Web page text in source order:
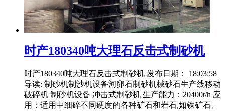
时产180340吨大理石反击式制砂机
时产180340吨大理石反击式制砂机 发布日期： 18:03:58
导读: 制砂机制沙机设备河卵石制砂机械砂石生产线移动
破碎机 制砂机设备 冲击式制砂机 生产能力：20400t/h 应
用：适用中细碎不同硬度的各种矿石和岩石,如铁矿石、